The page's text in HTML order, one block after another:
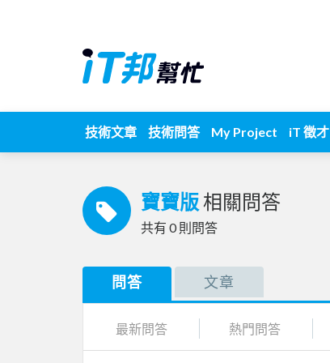
技術文章 技術問答 My Project iT 徵才
寶寶版 相關問答
共有 0則問答
問答 文章
最新問答 熱門問答